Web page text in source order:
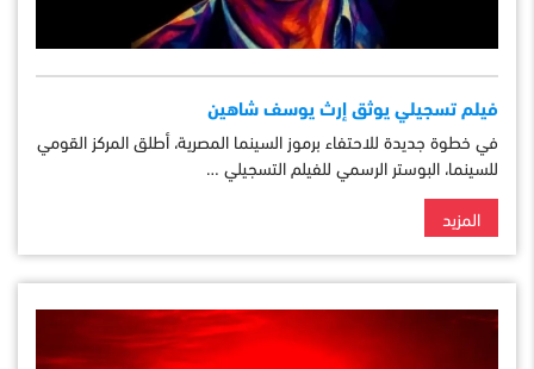
فيلم تسجيلي يوثق إرث يوسف شاهين
في خطوة جديدة للاحتفاء برموز السينما المصرية، أطلق المركز القومي
للسينما، البوستر الرسمي للفيلم التسجيلي …
المزيد